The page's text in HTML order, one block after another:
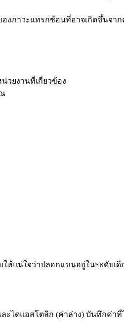
งภาวะแทรกซ้อนที่อาจเกิดขึ้นจา
วยงานที่เกี่ยวข้อง
แน่ใจว่าปลอกแขนอยู่ในระดับเดี
ะไดแอสโตลิก (ค่าล่าง) บันทึกค่า